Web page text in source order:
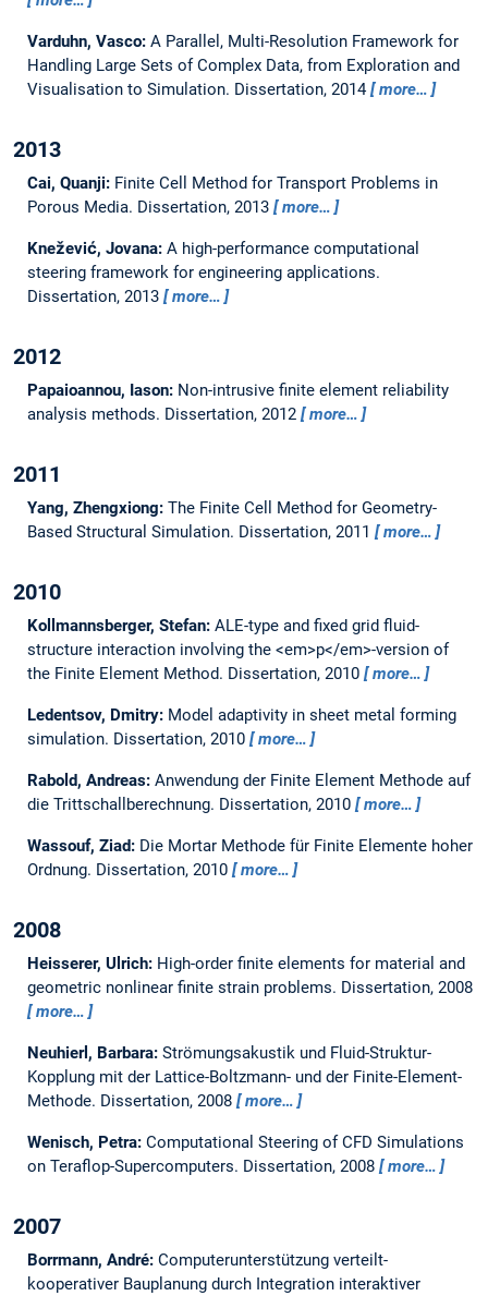
Varduhn, Vasco: A Parallel, Multi-Resolution Framework for
Handling Large Sets of Complex Data, from Exploration and
Visualisation to Simulation. Dissertation, 2014 more…
2013
Cai, Quanji: Finite Cell Method for Transport Problems in
Porous Media. Dissertation, 2013 more…
Knežević, Jovana: A high-performance computational
steering framework for engineering applications.
Dissertation, 2013 more…
2012
Papaioannou, Iason: Non-intrusive finite element reliability
analysis methods. Dissertation, 2012 more…
2011
Yang, Zhengxiong: The Finite Cell Method for Geometry-
Based Structural Simulation. Dissertation, 2011 more…
2010
Kollmannsberger, Stefan: ALE-type and fixed grid fluid-
structure interaction involving the <em>p</em>-version of
the Finite Element Method. Dissertation, 2010 more…
Ledentsov, Dmitry: Model adaptivity in sheet metal forming
simulation. Dissertation, 2010 more…
Rabold, Andreas: Anwendung der Finite Element Methode auf
die Trittschallberechnung. Dissertation, 2010 more…
Wassouf, Ziad: Die Mortar Methode für Finite Elemente hoher
Ordnung. Dissertation, 2010 more…
2008
Heisserer, Ulrich: High-order finite elements for material and
geometric nonlinear finite strain problems. Dissertation, 2008
more…
Neuhierl, Barbara: Strömungsakustik und Fluid-Struktur-
Kopplung mit der Lattice-Boltzmann- und der Finite-Element-
Methode. Dissertation, 2008 more…
Wenisch, Petra: Computational Steering of CFD Simulations
on Teraflop-Supercomputers. Dissertation, 2008 more…
2007
Borrmann, André: Computerunterstützung verteilt-
kooperativer Bauplanung durch Integration interaktiver